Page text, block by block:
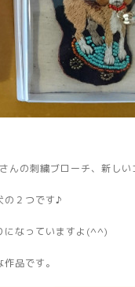
の刺繍ブローチ、新しい
の２つです♪
になっていますよ(^^)
品です。